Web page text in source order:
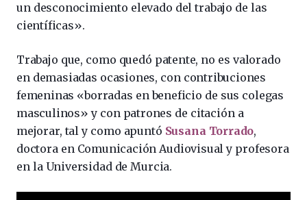
un desconocimiento elevado del trabajo de las
científicas».
Trabajo que, como quedó patente, no es valorado
en demasiadas ocasiones, con contribuciones
femeninas «borradas en beneficio de sus colegas
masculinos» y con patrones de citación a
mejorar, tal y como apuntó Susana Torrado,
doctora en Comunicación Audiovisual y profesora
en la Universidad de Murcia.